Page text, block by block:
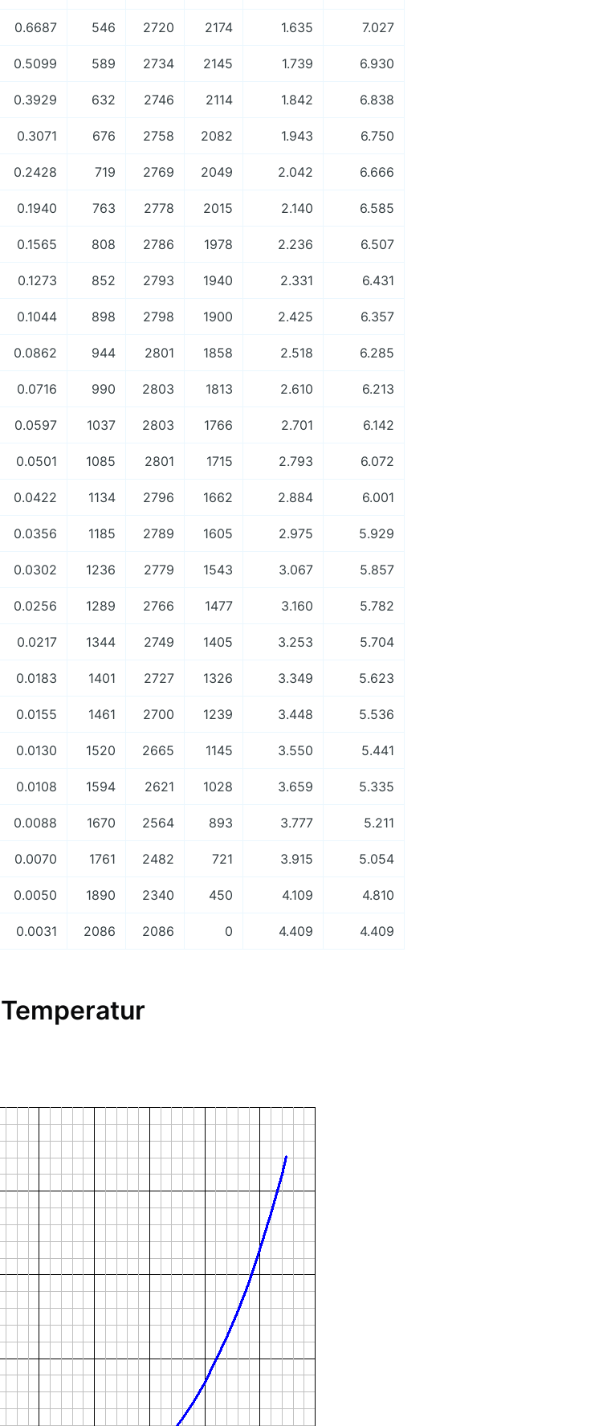
0.6687 546 2720 2174 1.635 7.027
0.5099 589 2734 2145 1.739 6.930
0.3929 632 2746 2114 1.842 6.838
0.3071 676 2758 2082 1.943 6.750
0.2428 719 2769 2049 2.042 6.666
0.1940 763 2778 2015 2.140 6.585
0.1565 808 2786 1978 2.236 6.507
0.1273 852 2793 1940 2.331 6.431
0.1044 898 2798 1900 2.425 6.357
0.0862 944 2801 1858 2.518 6.285
0.0716 990 2803 1813 2.610 6.213
0.0597 1037 2803 1766 2.701 6.142
0.0501 1085 2801 1715 2.793 6.072
0.0422 1134 2796 1662 2.884 6.001
0.0356 1185 2789 1605 2.975 5.929
0.0302 1236 2779 1543 3.067 5.857
0.0256 1289 2766 1477 3.160 5.782
0.0217 1344 2749 1405 3.253 5.704
0.0183 1401 2727 1326 3.349 5.623
0.0155 1461 2700 1239 3.448 5.536
0.0130 1520 2665 1145 3.550 5.441
0.0108 1594 2621 1028 3.659 5.335
0.0088 1670 2564 893 3.777 5.211
0.0070 1761 2482 721 3.915 5.054
0.0050 1890 2340 450 4.109 4.810
0.0031 2086 2086 0 4.409 4.409